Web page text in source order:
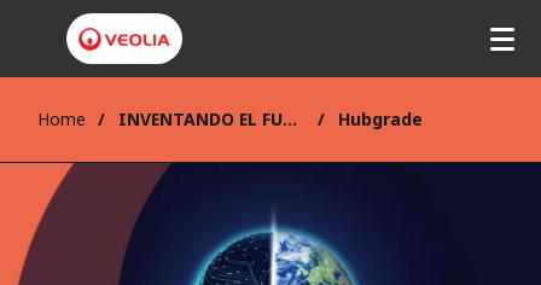
Home INVENTANDO EL FUTURO Hubgrade